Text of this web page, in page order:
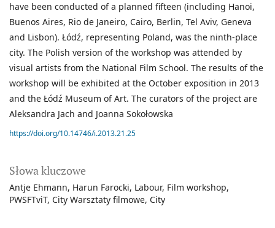
Słowa kluczowe
Antje Ehmann Harun Farocki Labour Film workshop
PWSFTviT City Warsztaty filmowe City
have been conducted of a planned fifteen (including Hanoi,
Buenos Aires, Rio de Janeiro, Cairo, Berlin, Tel Aviv, Geneva
and Lisbon). Łódź, representing Poland, was the ninth-place
city. The Polish version of the workshop was attended by
visual artists from the National Film School. The results of the
workshop will be exhibited at the October exposition in 2013
and the Łódź Museum of Art. The curators of the project are
Aleksandra Jach and Joanna Sokołowska
https://doi.org/10.14746/i.2013.21.25